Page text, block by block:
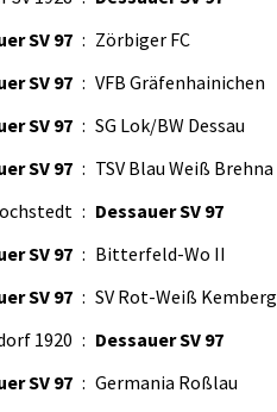
SV 97 : Zörbiger FC
SV 97 : VFB Gräfenhainichen
SV 97 : SG Lok/BW Dessau
SV 97 : TSV Blau Weiß Brehna
: Dessauer SV 97
SV 97 : Bitterfeld-Wo II
SV 97 : SV Rot-Weiß Kemberg
1920 : Dessauer SV 97
SV 97 : Germania Roßlau